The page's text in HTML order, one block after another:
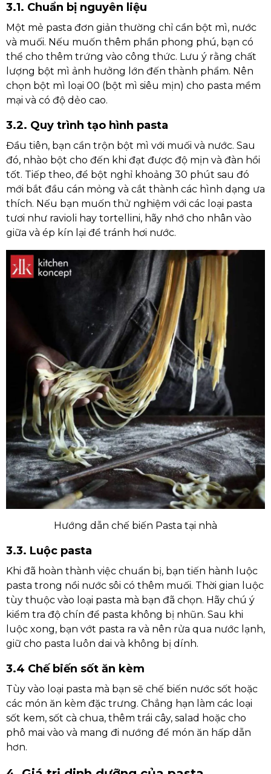
3.1. Chuẩn bị nguyên liệu
Một mẻ pasta đơn giản thường chỉ cần bột mì, nước
và muối. Nếu muốn thêm phần phong phú, bạn có
thể cho thêm trứng vào công thức. Lưu ý rằng chất
lượng bột mì ảnh hưởng lớn đến thành phẩm. Nên
chọn bột mì loại 00 (bột mì siêu mịn) cho pasta mềm
mại và có độ dẻo cao.
3.2. Quy trình tạo hình pasta
Đầu tiên, bạn cần trộn bột mì với muối và nước. Sau
đó, nhào bột cho đến khi đạt được độ mịn và đàn hồi
tốt. Tiếp theo, để bột nghỉ khoảng 30 phút sau đó
mới bắt đầu cán mỏng và cắt thành các hình dạng ưa
thích. Nếu bạn muốn thử nghiệm với các loại pasta
tươi như ravioli hay tortellini, hãy nhớ cho nhân vào
giữa và ép kín lại để tránh hơi nước.
Hướng dẫn chế biến Pasta tại nhà
3.3. Luộc pasta
Khi đã hoàn thành việc chuẩn bị, bạn tiến hành luộc
pasta trong nồi nước sôi có thêm muối. Thời gian luộc
tùy thuộc vào loại pasta mà bạn đã chọn. Hãy chú ý
kiểm tra độ chín để pasta không bị nhũn. Sau khi
luộc xong, bạn vớt pasta ra và nên rửa qua nước lạnh,
giữ cho pasta luôn dai và không bị dính.
3.4 Chế biến sốt ăn kèm
Tùy vào loại pasta mà bạn sẽ chế biến nước sốt hoặc
các món ăn kèm đặc trưng. Chẳng hạn làm các loại
sốt kem, sốt cà chua, thêm trái cây, salad hoặc cho
phô mai vào và mang đi nướng để món ăn hấp dẫn
hơn.